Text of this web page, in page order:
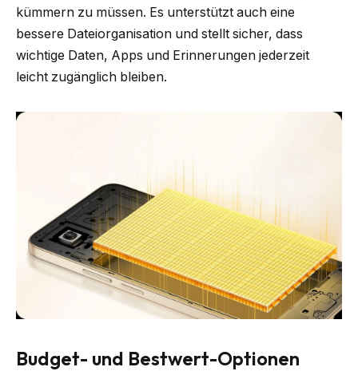
kümmern zu müssen. Es unterstützt auch eine
bessere Dateiorganisation und stellt sicher, dass
wichtige Daten, Apps und Erinnerungen jederzeit
leicht zugänglich bleiben.
Budget- und Bestwert-Optionen